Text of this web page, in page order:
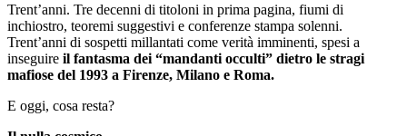
Trent’anni. Tre decenni di titoloni in prima pagina, fiumi di
inchiostro, teoremi suggestivi e conferenze stampa solenni.
Trent’anni di sospetti millantati come verità imminenti, spesi a
inseguire il fantasma dei “mandanti occulti” dietro le stragi
mafiose del 1993 a Firenze, Milano e Roma.
​E oggi, cosa resta?